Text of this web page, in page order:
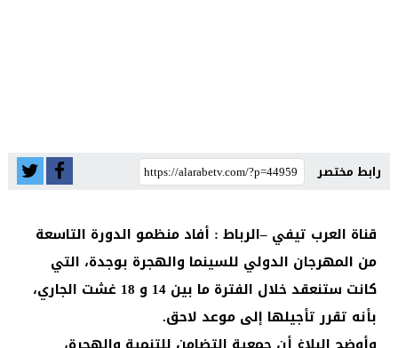
رابط مختصر
قناة العرب تيفي –الرباط : أفاد منظمو الدورة التاسعة
من المهرجان الدولي للسينما والهجرة بوجدة، التي
كانت ستنعقد خلال الفترة ما بين 14 و 18 غشت الجاري،
بأنه تقرر تأجيلها إلى موعد لاحق.